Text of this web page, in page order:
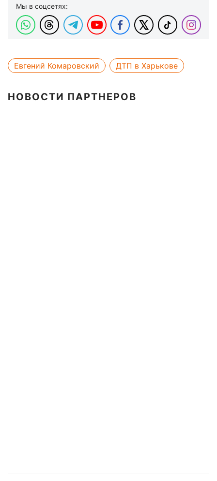
Мы в соцсетях:
Евгений Комаровский ДТП в Харькове
НОВОСТИ ПАРТНЕРОВ